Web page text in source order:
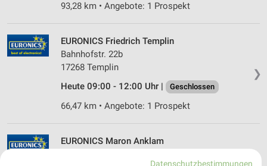
93,28 km • Angebote: 1 Prospekt
❯
EURONICS Friedrich Templin
Bahnhofstr. 22b
17268 Templin
Heute 09:00 - 12:00 Uhr |
Geschlossen
66,47 km • Angebote: 1 Prospekt
EURONICS Maron Anklam
Datenschutzbestimmungen